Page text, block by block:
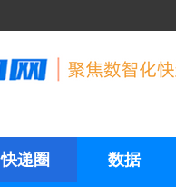
快递圈 数据